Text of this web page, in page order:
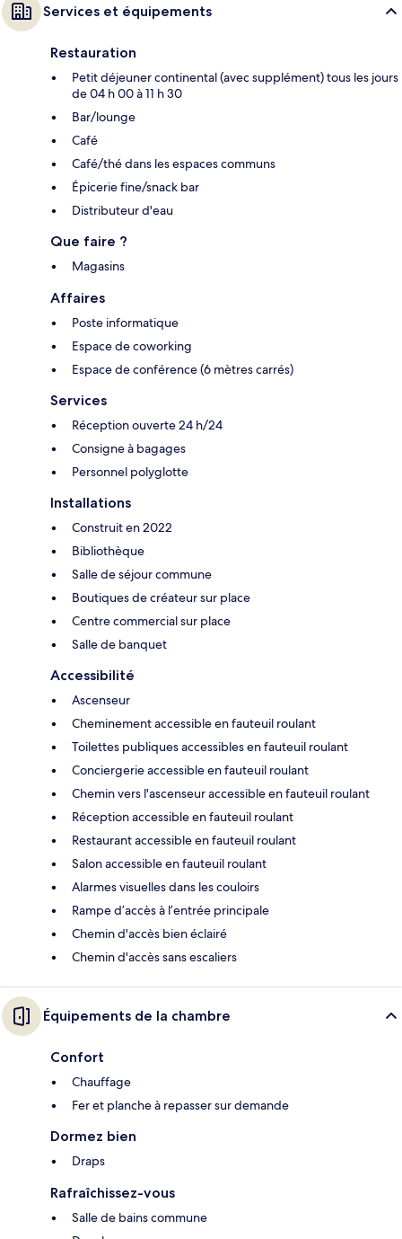
Services et équipements
Restauration
Petit déjeuner continental (avec supplément) tous les jours
de 04 h 00 à 11 h 30
Bar/lounge
Café
Café/thé dans les espaces communs
Épicerie fine/snack bar
Distributeur d'eau
Que faire ?
Magasins
Affaires
Poste informatique
Espace de coworking
Espace de conférence (6 mètres carrés)
Services
Réception ouverte 24 h/24
Consigne à bagages
Personnel polyglotte
Installations
Construit en 2022
Bibliothèque
Salle de séjour commune
Boutiques de créateur sur place
Centre commercial sur place
Salle de banquet
Accessibilité
Ascenseur
Cheminement accessible en fauteuil roulant
Toilettes publiques accessibles en fauteuil roulant
Conciergerie accessible en fauteuil roulant
Chemin vers l'ascenseur accessible en fauteuil roulant
Réception accessible en fauteuil roulant
Restaurant accessible en fauteuil roulant
Salon accessible en fauteuil roulant
Alarmes visuelles dans les couloirs
Rampe d’accès à l’entrée principale
Chemin d'accès bien éclairé
Chemin d'accès sans escaliers
Équipements de la chambre
Confort
Chauffage
Fer et planche à repasser sur demande
Dormez bien
Draps
Rafraîchissez-vous
Salle de bains commune